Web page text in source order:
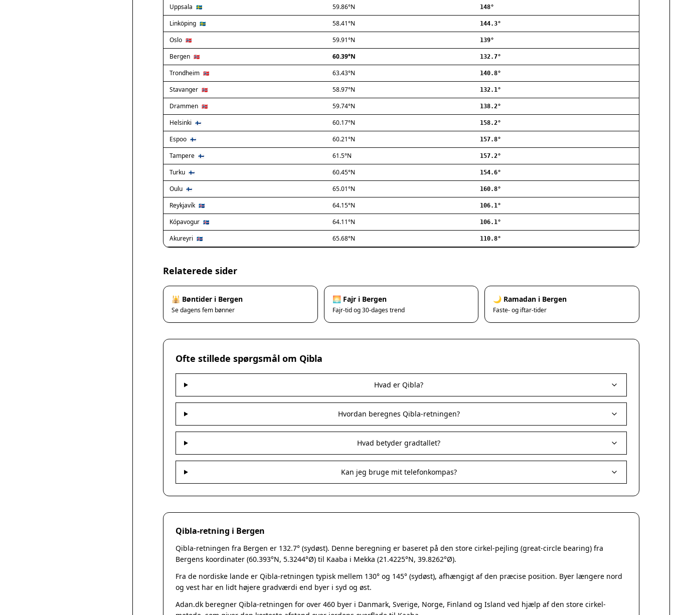
Fredensborg
Frederiksværk
Gentofte
Greve
Høje-Taastrup
Lillerød
Lyngby
Rødovre
Valby
Vanløse
Værløse
Ølstykke
Nakskov
Nykøbing Sjælland
Præstø
Stege
Svendstrup
Faaborg
Munkebo
Otterup
Ebeltoft
Uppsala 🇸🇪 59.86°N 148°
Linköping 🇸🇪 58.41°N 144.3°
Oslo 🇳🇴 59.91°N 139°
Bergen 🇳🇴 60.39°N 132.7°
Trondheim 🇳🇴 63.43°N 140.8°
Stavanger 🇳🇴 58.97°N 132.1°
Drammen 🇳🇴 59.74°N 138.2°
Helsinki 🇫🇮 60.17°N 158.2°
Espoo 🇫🇮 60.21°N 157.8°
Tampere 🇫🇮 61.5°N 157.2°
Turku 🇫🇮 60.45°N 154.6°
Oulu 🇫🇮 65.01°N 160.8°
Reykjavík 🇮🇸 64.15°N 106.1°
Kópavogur 🇮🇸 64.11°N 106.1°
Akureyri 🇮🇸 65.68°N 110.8°
Relaterede sider
🕌 Bøntider i Bergen
Se dagens fem bønner
🌅 Fajr i Bergen
Fajr-tid og 30-dages trend
🌙 Ramadan i Bergen
Faste- og iftar-tider
Ofte stillede spørgsmål om Qibla
Hvad er Qibla?
Hvordan beregnes Qibla-retningen?
Hvad betyder gradtallet?
Kan jeg bruge mit telefonkompas?
Qibla-retning i Bergen
Qibla-retningen fra Bergen er 132.7° (sydøst). Denne beregning er baseret på den store cirkel-pejling (great-circle bearing) fra
Bergens koordinater (60.393°N, 5.3244°Ø) til Kaaba i Mekka (21.4225°N, 39.8262°Ø).
Fra de nordiske lande er Qibla-retningen typisk mellem 130° og 145° (sydøst), afhængigt af den præcise position. Byer længere nord
og vest har en lidt højere gradværdi end byer i syd og øst.
Adan.dk beregner Qibla-retningen for over 460 byer i Danmark, Sverige, Norge, Finland og Island ved hjælp af den store cirkel-